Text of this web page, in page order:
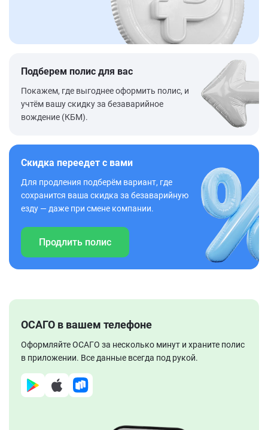
Подберем полис для вас
Покажем, где выгоднее оформить полис, и
учтём вашу скидку за безаварийное
вождение (КБМ).
Скидка переедет с вами
Для продления подберём вариант, где
сохранится ваша скидка за безаварийную
езду — даже при смене компании.
Продлить полис
ОСАГО в вашем телефоне
Оформляйте ОСАГО за несколько минут и храните полис
в приложении. Все данные всегда под рукой.